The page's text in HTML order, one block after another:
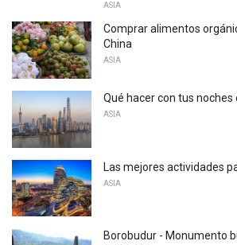
ASIA
Comprar alimentos
China
ASIA
Qué hacer con tus noches
ASIA
Las mejores actividades
ASIA
Borobudur - Monumento